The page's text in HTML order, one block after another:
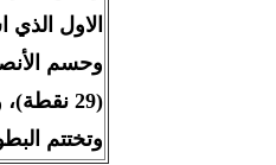
الاول الذي
(29 نقطة)، والحكمة بيروت خامساً (19 نقطة)، والتضامن صور سادساً (13 نقطة).
وتختتم